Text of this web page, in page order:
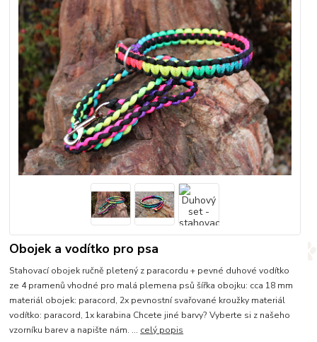
Obojek a vodítko pro psa
Stahovací obojek ručně pletený z paracordu + pevné duhové vodítko
ze 4 pramenů vhodné pro malá plemena psů šířka obojku: cca 18 mm
materiál obojek: paracord, 2x pevnostní svařované kroužky materiál
vodítko: paracord, 1x karabina Chcete jiné barvy? Vyberte si z našeho
vzorníku barev a napište nám. ... celý popis